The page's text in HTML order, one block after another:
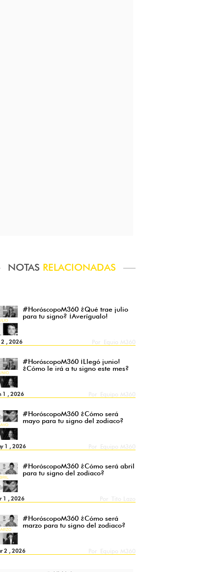
NOTAS RELACIONADAS
#HoróscopoM360 ¿Qué trae julio
para tu signo? ¡Averígualo!
2 , 2026
#HoróscopoM360 ¡Llegó junio!
¿Cómo le irá a tu signo este mes?
1 , 2026
#HoróscopoM360 ¿Cómo será
mayo para tu signo del zodiaco?
1 , 2026
#HoróscopoM360 ¿Cómo será abril
para tu signo del zodiaco?
1 , 2026
#HoróscopoM360 ¿Cómo será
marzo para tu signo del zodiaco?
2 , 2026